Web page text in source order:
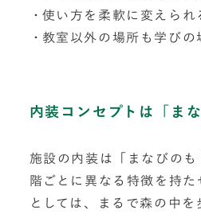
使い方を柔軟に変えられ
教室以外の場所も学びの
内装コンセプトは「ま
施設の内装は「まなびのも
階ごとに異なる特徴を持
としては、まるで森の中